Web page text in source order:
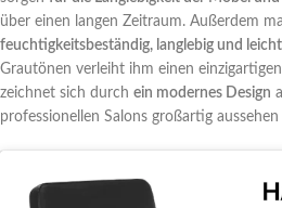
über einen langen Zeitraum. Außerdem
feuchtigkeitsbeständig, langlebig und
Grautönen verleiht ihm einen
zeichnet sich durch ein modernes Design
professionellen Salons großartig aussehen